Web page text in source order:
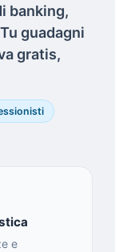
banking,
guadagni
gratis,
e